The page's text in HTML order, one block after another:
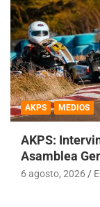
AKPS MEDIOS
AKPS:
Asamblea
6 agosto, 2026